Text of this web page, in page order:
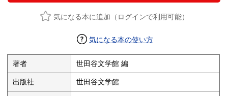
気になる本に追加（ログインで利用可能）
気になる本の使い方
著者 世田谷文学館 編
出版社 世田谷文学館